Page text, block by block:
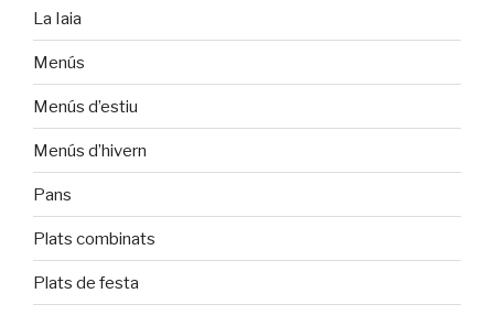
La Iaia
Menús
Menús d’estiu
Menús d’hivern
Pans
Plats combinats
Plats de festa